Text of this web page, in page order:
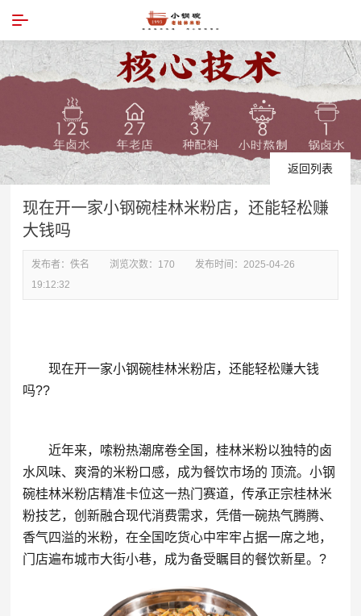
返回列表
现在开一家小钢碗桂林米粉店，还能轻松赚
大钱吗
发布者：佚名 浏览次数： 170 发布时间：2025-04-26
19:12:32
现在开一家小钢碗桂林米粉店，还能轻松赚大钱
吗??
近年来，嗦粉热潮席卷全国，桂林米粉以独特的卤
水风味、爽滑的米粉口感，成为餐饮市场的 顶流。小钢
碗桂林米粉店精准卡位这一热门赛道，传承正宗桂林米
粉技艺，创新融合现代消费需求，凭借一碗热气腾腾、
香气四溢的米粉，在全国吃货心中牢牢占据一席之地，
门店遍布城市大街小巷，成为备受瞩目的餐饮新星。?